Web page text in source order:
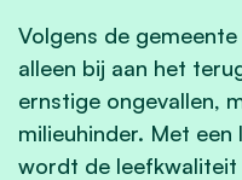
Volgens de
alleen bij aan het
ernstige ongevallen,
milieuhinder. Met een
wordt de